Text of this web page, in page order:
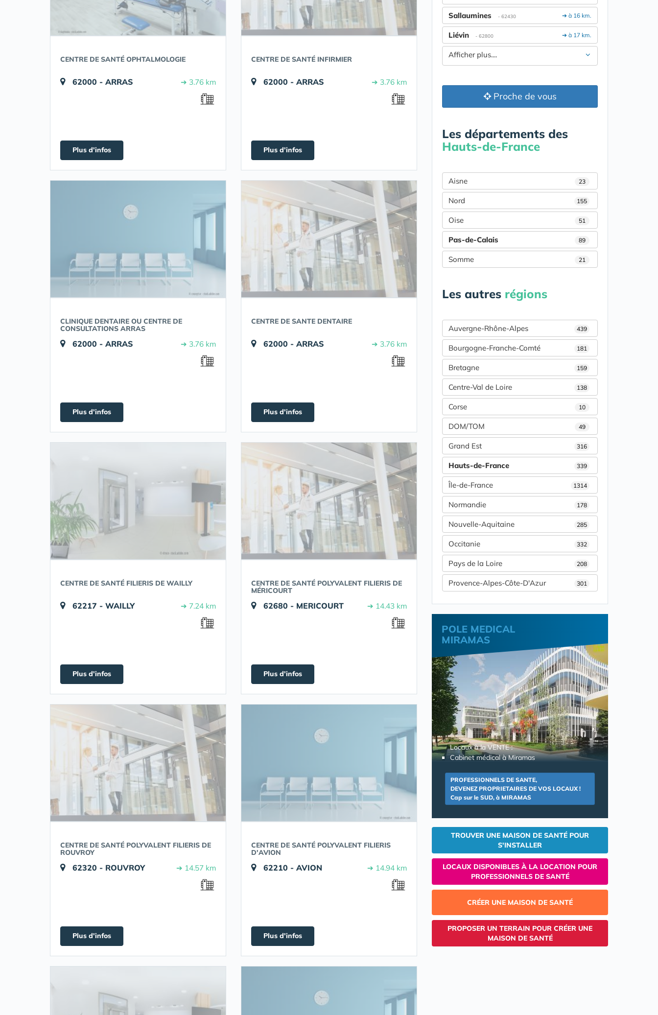
CENTRE DE SANTÉ OPHTALMOLOGIE
62000 - ARRAS ➔ 3.76 km
Plus d'infos
CENTRE DE SANTÉ INFIRMIER
62000 - ARRAS ➔ 3.76 km
Plus d'infos
CLINIQUE DENTAIRE OU CENTRE DE
CONSULTATIONS ARRAS
62000 - ARRAS ➔ 3.76 km
Plus d'infos
CENTRE DE SANTE DENTAIRE
62000 - ARRAS ➔ 3.76 km
Plus d'infos
CENTRE DE SANTÉ FILIERIS DE WAILLY
62217 - WAILLY ➔ 7.24 km
Plus d'infos
CENTRE DE SANTÉ POLYVALENT FILIERIS DE
MÉRICOURT
62680 - MERICOURT ➔ 14.43 km
Plus d'infos
CENTRE DE SANTÉ POLYVALENT FILIERIS DE
ROUVROY
62320 - ROUVROY ➔ 14.57 km
Plus d'infos
CENTRE DE SANTÉ POLYVALENT FILIERIS
D'AVION
62210 - AVION ➔ 14.94 km
Plus d'infos
➔ à 16 km.
Sallaumines - 62430
➔ à 17 km.
Liévin - 62800
Afficher plus....
Proche de vous
Les départements des
Hauts-de-France
Aisne 23
Nord 155
Oise 51
Pas-de-Calais 89
Somme 21
Les autres régions
Auvergne-Rhône-Alpes 439
Bourgogne-Franche-Comté 181
Bretagne 159
Centre-Val de Loire 138
Corse 10
DOM/TOM 49
Grand Est 316
Hauts-de-France 339
Île-de-France 1314
Normandie 178
Nouvelle-Aquitaine 285
Occitanie 332
Pays de la Loire 208
Provence-Alpes-Côte-D'Azur 301
POLE MEDICAL
MIRAMAS
Locaux à la VENTE :
Cabinet médical à Miramas
PROFESSIONNELS DE SANTE,
DEVENEZ PROPRIETAIRES DE VOS LOCAUX !
Cap sur le SUD, à MIRAMAS
TROUVER UNE MAISON DE SANTÉ POUR
S'INSTALLER
LOCAUX DISPONIBLES À LA LOCATION POUR
PROFESSIONNELS DE SANTÉ
CRÉER UNE MAISON DE SANTÉ
PROPOSER UN TERRAIN POUR CRÉER UNE
MAISON DE SANTÉ